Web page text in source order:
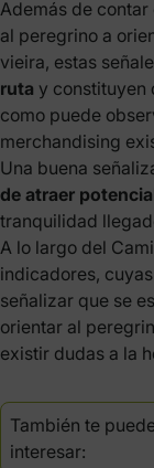
Además de
al peregrino a
vieira, estas
ruta y constituyen
como puede
merchandising
Una buena
de atraer
tranquilidad
A lo largo del
indicadores,
señalizar que se
orientar al
existir dudas a la
También te
interesar: